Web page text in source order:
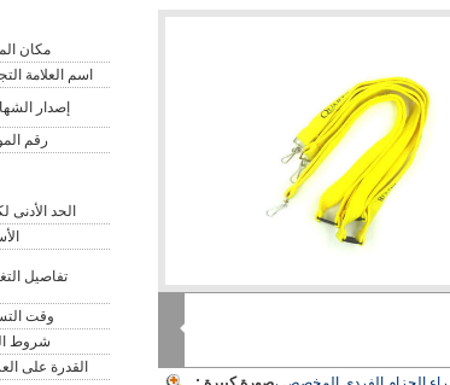
مكان
اسم العلامة
إصدار
رقم
الحد الأدنى
تفاصيل
وقت
شروط
القدرة على